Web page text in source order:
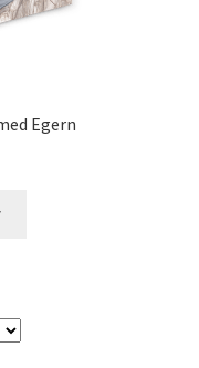
Egern